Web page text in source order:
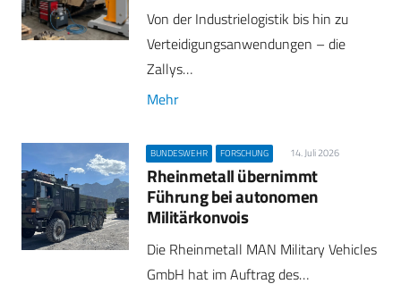
Von der Industrielogistik bis hin zu
Verteidigungsanwendungen – die
Zallys…
Mehr
BUNDESWEHR FORSCHUNG 14. Juli 2026
Rheinmetall übernimmt
Führung bei autonomen
Militärkonvois
Die Rheinmetall MAN Military Vehicles
GmbH hat im Auftrag des…